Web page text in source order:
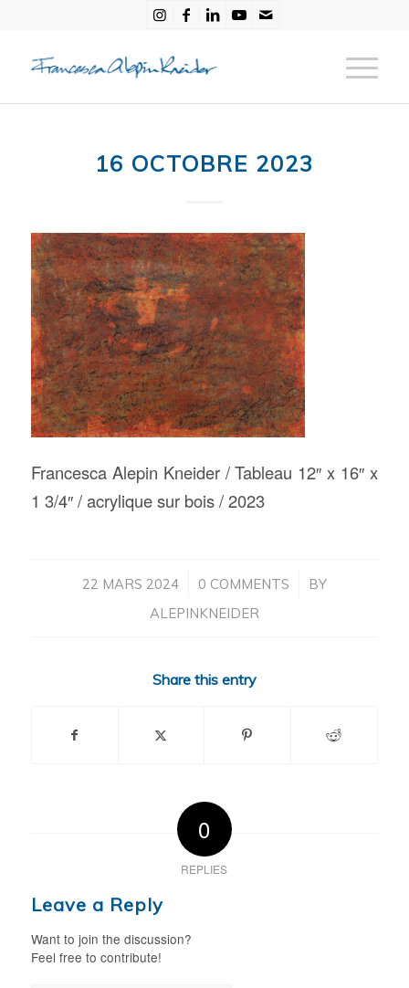
16 OCTOBRE 2023
Francesca Alepin Kneider / Tableau 12″ x 16″ x
1 3/4″ / acrylique sur bois / 2023
22 MARS 2024
/ 0 COMMENTS
/
BY
ALEPINKNEIDER
Share this entry
0
REPLIES
Leave a Reply
Want to join the discussion?
Feel free to contribute!